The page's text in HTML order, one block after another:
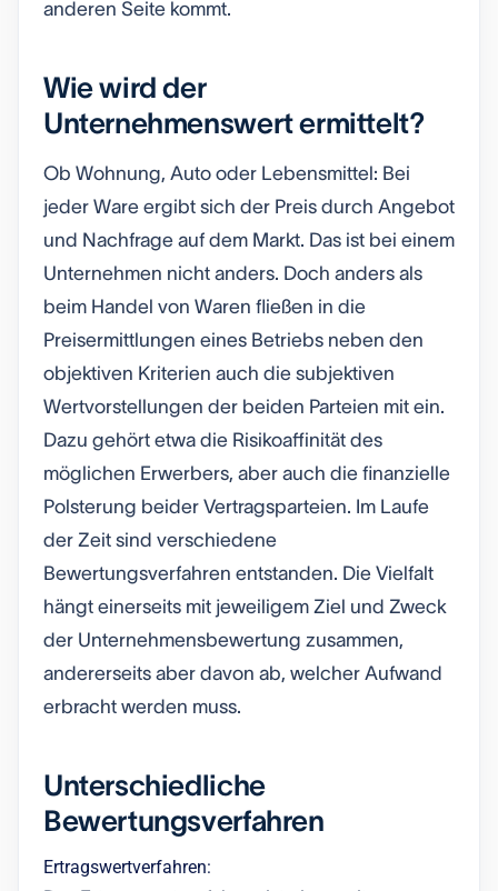
anderen Seite kommt.
Wie wird der
Unternehmenswert ermittelt?
Ob Wohnung, Auto oder Lebensmittel: Bei
jeder Ware ergibt sich der Preis durch Angebot
und Nachfrage auf dem Markt. Das ist bei einem
Unternehmen nicht anders. Doch anders als
beim Handel von Waren fließen in die
Preisermittlungen eines Betriebs neben den
objektiven Kriterien auch die subjektiven
Wertvorstellungen der beiden Parteien mit ein.
Dazu gehört etwa die Risikoaffinität des
möglichen Erwerbers, aber auch die finanzielle
Polsterung beider Vertragsparteien. Im Laufe
der Zeit sind verschiedene
Bewertungsverfahren entstanden. Die Vielfalt
hängt einerseits mit jeweiligem Ziel und Zweck
der Unternehmensbewertung zusammen,
andererseits aber davon ab, welcher Aufwand
erbracht werden muss.
Unterschiedliche
Bewertungsverfahren
Ertragswertverfahren: